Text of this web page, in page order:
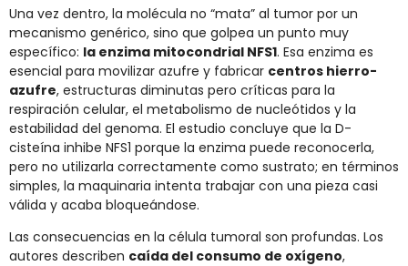
Una vez dentro, la molécula no “mata” al tumor por un
mecanismo genérico, sino que golpea un punto muy
específico: la enzima mitocondrial NFS1. Esa enzima es
esencial para movilizar azufre y fabricar centros hierro-
azufre, estructuras diminutas pero críticas para la
respiración celular, el metabolismo de nucleótidos y la
estabilidad del genoma. El estudio concluye que la D-
cisteína inhibe NFS1 porque la enzima puede reconocerla,
pero no utilizarla correctamente como sustrato; en términos
simples, la maquinaria intenta trabajar con una pieza casi
válida y acaba bloqueándose.
Las consecuencias en la célula tumoral son profundas. Los
autores describen caída del consumo de oxígeno,